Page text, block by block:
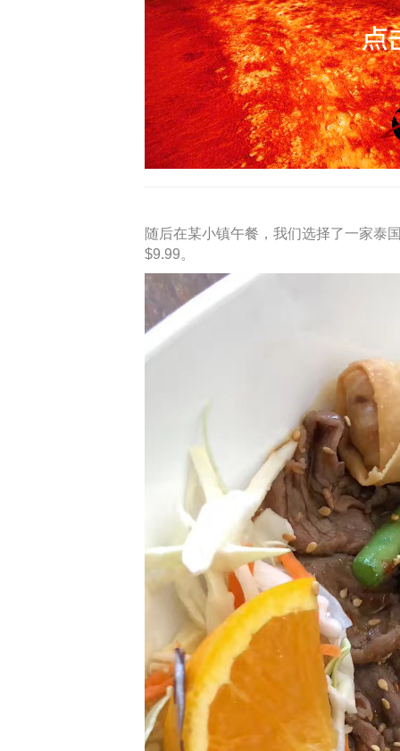
随后在某小镇午餐，我们选择了一家泰
$9.99。